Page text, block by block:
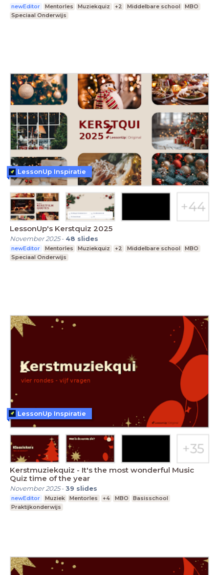
newEditor Mentorles Muziekquiz +2 Middelbare school
MBO
Speciaal Onderwijs
LessonUp's Kerstquiz 2025
November 2025- 48 slides
newEditor Mentorles Muziekquiz +2 Middelbare school
MBO
Speciaal Onderwijs
LessonUp Inspiratie
Kerstmuziekquiz - It's the most wonderful Music
Quiz time of the year
November 2025-39 slides
newEditor Muziek Mentorles +4 MBO
Basisschool
Praktijkonderwijs
LessonUp Inspiratie